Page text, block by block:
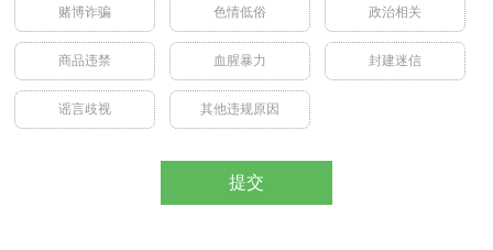
赌博诈骗 色情低俗 政治相关
商品违禁 血腥暴力 封建迷信
谣言歧视 其他违规原因
提交